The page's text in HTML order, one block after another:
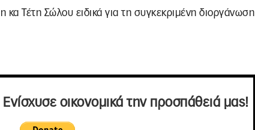
κα Τέτη Σώλου ειδικά για τη συγκεκριμένη διοργάνωση
οικονομικά την προσπάθειά μας!